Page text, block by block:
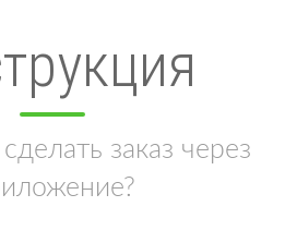
заказ через